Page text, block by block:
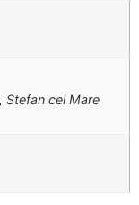
Stefan cel Mare